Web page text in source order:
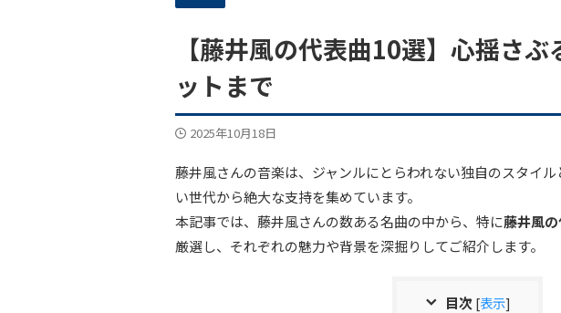
【藤井風の代表曲10選】心揺さ
ットまで
2025年10月18日
藤井風さんの音楽は、ジャンルにとらわれない独自のスタイ
い世代から絶大な支持を集めています。
本記事では、藤井風さんの数ある名曲の中から、特に藤井風
厳選し、それぞれの魅力や背景を深掘りしてご紹介します。
目次 [表示]